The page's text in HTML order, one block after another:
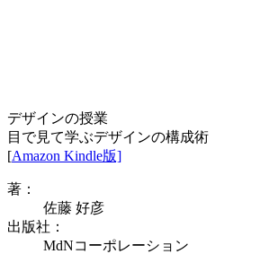
デザインの授業
目で見て学ぶデザインの構成術
[Amazon Kindle版]
著：
佐藤 好彦
出版社：
MdNコーポレーション